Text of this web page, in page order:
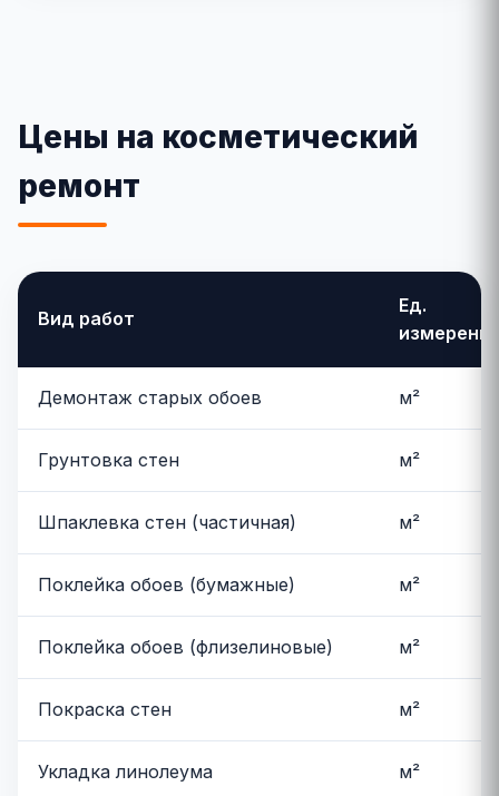
Цены на косметический
ремонт
Вид работ
Ед.
измерения
Демонтаж старых обоев м²
Грунтовка стен м²
Шпаклевка стен (частичная) м²
Поклейка обоев (бумажные) м²
Поклейка обоев (флизелиновые) м²
Покраска стен м²
Укладка линолеума м²